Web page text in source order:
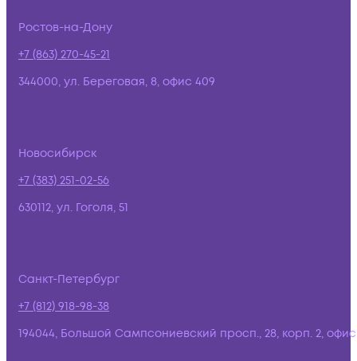
Ростов-на-Дону
+7 (863) 270-45-21
344000, ул. Береговая, 8, офис 409
Новосибирск
+7 (383) 251-02-56
630112, ул. Гоголя, 51
Санкт-Петербург
+7 (812) 918-98-38
194044, Большой Сампсониевский просп., 28, корп. 2,